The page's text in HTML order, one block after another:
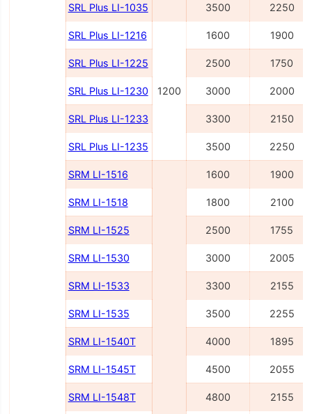
SRL Plus LI-1035 3500 2250
SRL Plus LI-1216
1200
1600 1900
SRL Plus LI-1225 2500 1750
SRL Plus LI-1230 3000 2000
SRL Plus LI-1233 3300 2150
SRL Plus LI-1235 3500 2250
SRM LI-1516 1600 1900
SRM LI-1518 1800 2100
SRM LI-1525 2500 1755
SRM LI-1530 3000 2005
SRM LI-1533 3300 2155
SRM LI-1535 3500 2255
SRM LI-1540Т 4000 1895
SRM LI-1545Т 4500 2055
SRM LI-1548Т 4800 2155